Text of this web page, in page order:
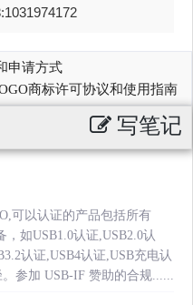
申请方式
商标许可协议和使用指南
写笔记
可以认证的产品包括所有
如USB1.0认证,USB2.0认
认证,USB4认证,USB充电认
参加 USB-IF 赞助的合规......